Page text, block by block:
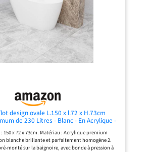
afin
la plus
Votre
partout en
votre
au
faire
qui est un vrai plus, d’un point de
vue hygiène 5. La baignoire est
désormais la plus prisée du marché.
D’une part, son style design et
moderne est très recherché. D’autre
part, l’acrylique se caractérise par
un toucher très doux, un prix
abordable et une grande légèreté.
design ovale L.150 x l.72 x H.73cm
de 230 Litres - Blanc - En Acrylique -
avec Bonde et trop plein
150 x 72 x 73cm. Matériau : Acrylique premium
blanche brillante et parfaitement homogène 2.
monté sur la baignoire, avec bonde à pression à